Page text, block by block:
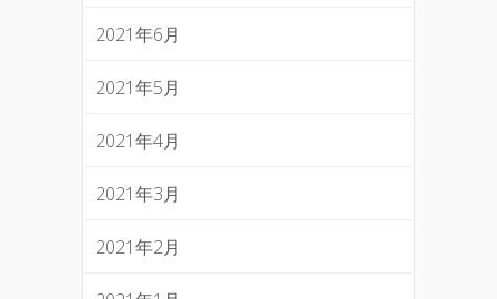
2021年6月
2021年5月
2021年4月
2021年3月
2021年2月